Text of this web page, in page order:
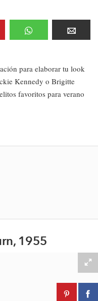
para elaborar tu look
Kennedy o Brigitte
favoritos para verano
1955